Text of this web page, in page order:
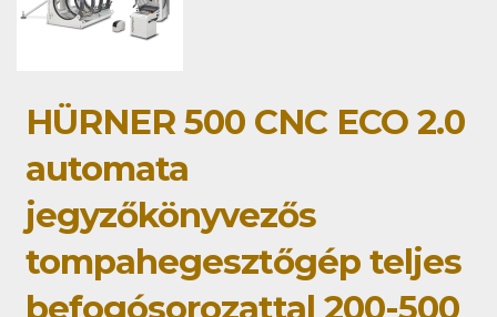
HÜRNER 500 CNC ECO 2.0
automata
jegyzőkönyvezős
tompahegesztőgép teljes
befogósorozattal 200-500